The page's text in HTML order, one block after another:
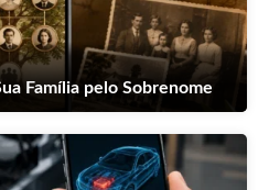
Família pelo Sobrenome